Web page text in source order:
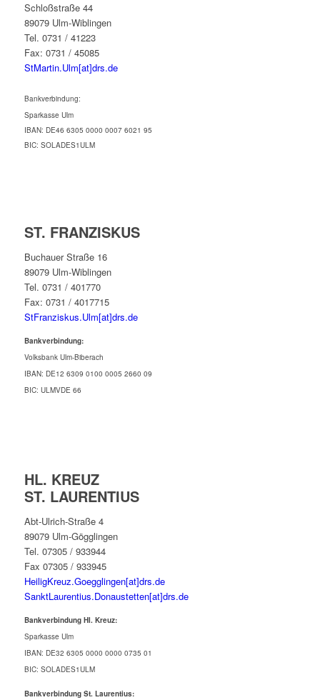
Schloßstraße 44
89079 Ulm-Wiblingen
Tel. 0731 / 41223
Fax: 0731 / 45085
StMartin.Ulm[at]drs.de
Bankverbindung:
Sparkasse Ulm
IBAN: DE46 6305 0000 0007 6021 95
BIC: SOLADES1ULM
ST. FRANZISKUS
Buchauer Straße 16
89079 Ulm-Wiblingen
Tel. 0731 / 401770
Fax: 0731 / 4017715
StFranziskus.Ulm[at]drs.de
Bankverbindung:
Volksbank Ulm-Biberach
IBAN: DE12 6309 0100 0005 2660 09
BIC: ULMVDE 66
HL. KREUZ
ST. LAURENTIUS
Abt-Ulrich-Straße 4
89079 Ulm-Gögglingen
Tel. 07305 / 933944
Fax 07305 / 933945
HeiligKreuz.Goegglingen[at]drs.de
SanktLaurentius.Donaustetten[at]drs.de
Bankverbindung Hl. Kreuz:
Sparkasse Ulm
IBAN: DE32 6305 0000 0000 0735 01
BIC: SOLADES1ULM
Bankverbindung St. Laurentius: